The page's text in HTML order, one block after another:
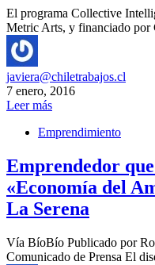
El programa Collective
Metric Arts, y financiado
javiera@chiletrabajos.cl
7 enero, 2016
Leer más
Emprendimiento
Emprendedor
«Economía del
La Serena
Vía BíoBío Publicado por
Comunicado de Prensa El